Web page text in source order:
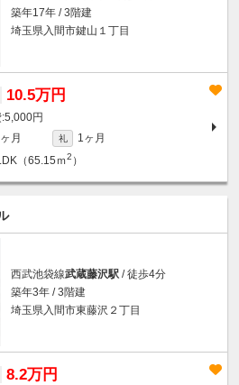
築年17年 / 3階建
埼玉県入間市鍵山１丁目
10.5万円
5,000円
月 礼
1ヶ月
（65.15ｍ2 ）
西武池袋線武蔵藤沢駅 / 徒歩4分
築年3年 / 3階建
埼玉県入間市東藤沢２丁目
8.2万円